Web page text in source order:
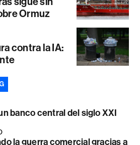
Ormuz
contra la IA:
banco central del siglo XXI
la guerra comercial gracias a